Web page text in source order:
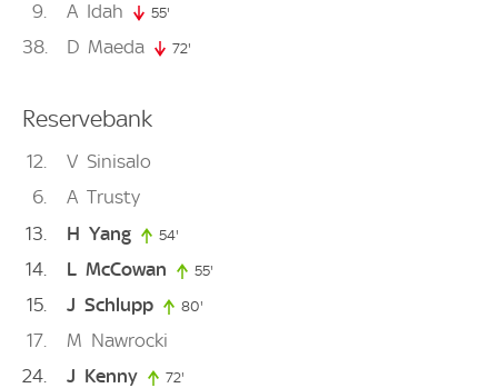
9 A Idah 55'
38 D Maeda 72'
Reservebank
12 V Sinisalo
6
A Trusty
13
H Yang 54'
14 L McCowan 55'
15 J Schlupp 80'
17 M Nawrocki
24
J Kenny 72'